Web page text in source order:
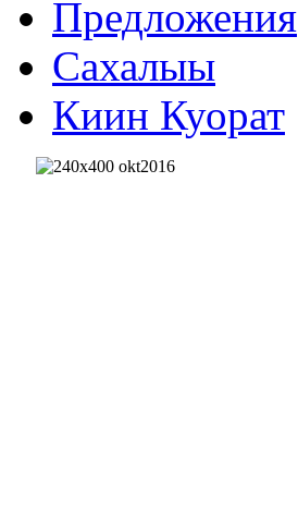
Предложения
Сахалыы
Киин Куорат